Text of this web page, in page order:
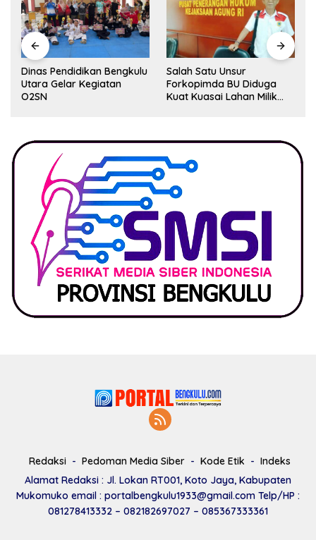
Dinas Pendidikan Bengkulu
Utara Gelar Kegiatan
O2SN
Salah Satu Unsur
Forkopimda BU Diduga
Kuat Kuasai Lahan Milik
Redaksi Pedoman Media Siber Kode Etik
Indeks
Alamat Redaksi : Jl. Lokan RT001, Koto Jaya, Kabupaten
Mukomuko email : portalbengkulu1933@gmail.com Telp/HP :
081278413332 – 082182697027 – 085367333361